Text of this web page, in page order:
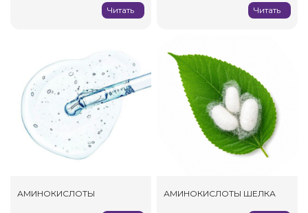
Читать Читать
АМИНОКИСЛОТЫ АМИНОКИСЛОТЫ ШЕЛКА